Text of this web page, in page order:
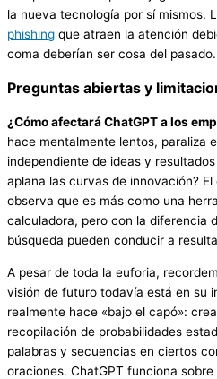
la nueva tecnología por sí mismos.
phishing que atraen la atención
coma deberían ser cosa del pasado.
Preguntas abiertas y
¿Cómo afectará ChatGPT a los
hace mentalmente lentos, paraliza
independiente de ideas y
aplana las curvas de innovación? El
observa que es más como una
calculadora, pero con la diferencia
búsqueda pueden conducir a
A pesar de toda la euforia,
visión de futuro todavía está en su
realmente hace «bajo el capó»:
recopilación de probabilidades
palabras y secuencias en ciertos
oraciones. ChatGPT funciona